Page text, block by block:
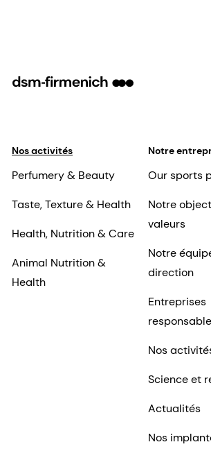
Nos activités
Perfumery & Beauty
Taste, Texture & Health
Health, Nutrition & Care
Animal Nutrition &
Health
Notre
Our sports
Notre
valeurs
Notre
direction
Entreprises
Nos
Science et
Actualités
Nos